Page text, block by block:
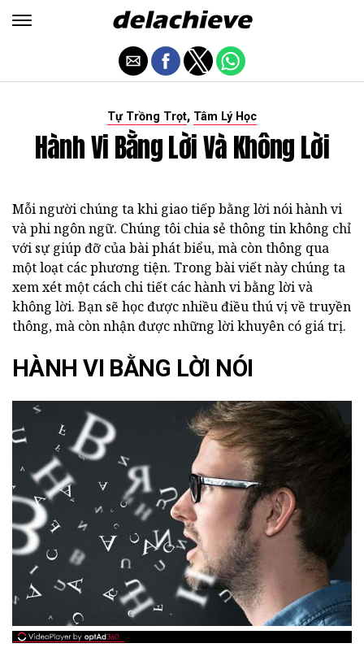
Tự Trồng Trọt, Tâm Lý Học
Hành Vi Bằng Lời Và Không Lời
Mỗi người chúng ta khi giao tiếp bằng lời nói hành vi
và phi ngôn ngữ. Chúng tôi chia sẻ thông tin không chỉ
với sự giúp đỡ của bài phát biểu, mà còn thông qua
một loạt các phương tiện. Trong bài viết này chúng ta
xem xét một cách chi tiết các hành vi bằng lời và
không lời. Bạn sẽ học được nhiều điều thú vị về truyền
thông, mà còn nhận được những lời khuyên có giá trị.
HÀNH VI BẰNG LỜI NÓI